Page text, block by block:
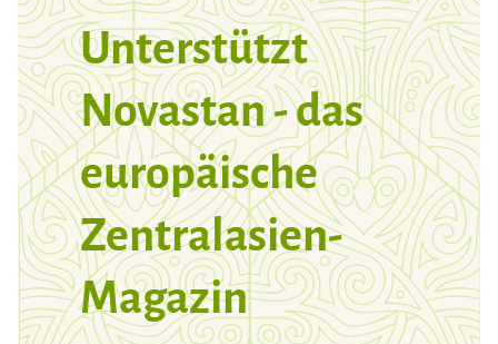
Unterstützt
Novastan - das
europäische
Zentralasien-
Magazin